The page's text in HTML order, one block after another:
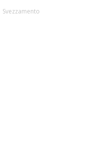
Svezzamento